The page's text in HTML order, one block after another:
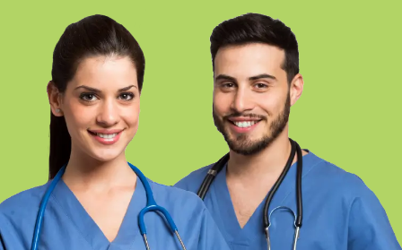
CUIDADOS AUXILIARES DE
ENFERMERÍA SEMIPRESENCIAL-
ONLINE SEVILLA